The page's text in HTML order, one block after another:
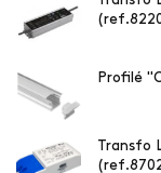
Profilé
Transfo